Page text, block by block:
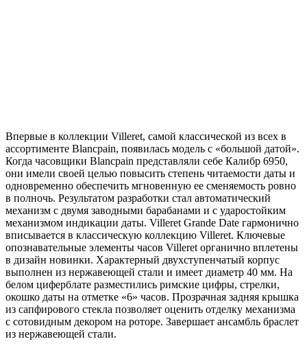
Впервые в коллекции Villeret, самой классической из всех в
ассортименте Blancpain, появилась модель с «большой датой».
Когда часовщики Blancpain представляли себе Калибр 6950,
они имели своей целью повысить степень читаемости даты и
одновременно обеспечить мгновенную ее сменяемость ровно
в полночь. Результатом разработки стал автоматический
механизм с двумя заводными барабанами и с ударостойким
механизмом индикации даты. Villeret Grande Date гармонично
вписывается в классическую коллекцию Villeret. Ключевые
опознавательные элементы часов Villeret органично вплетены
в дизайн новинки. Характерный двухступенчатый корпус
выполнен из нержавеющей стали и имеет диаметр 40 мм. На
белом циферблате разместились римские цифры, стрелки,
окошко даты на отметке «6» часов. Прозрачная задняя крышка
из сапфирового стекла позволяет оценить отделку механизма
с сотовидным декором на роторе. Завершает ансамбль браслет
из нержавеющей стали.